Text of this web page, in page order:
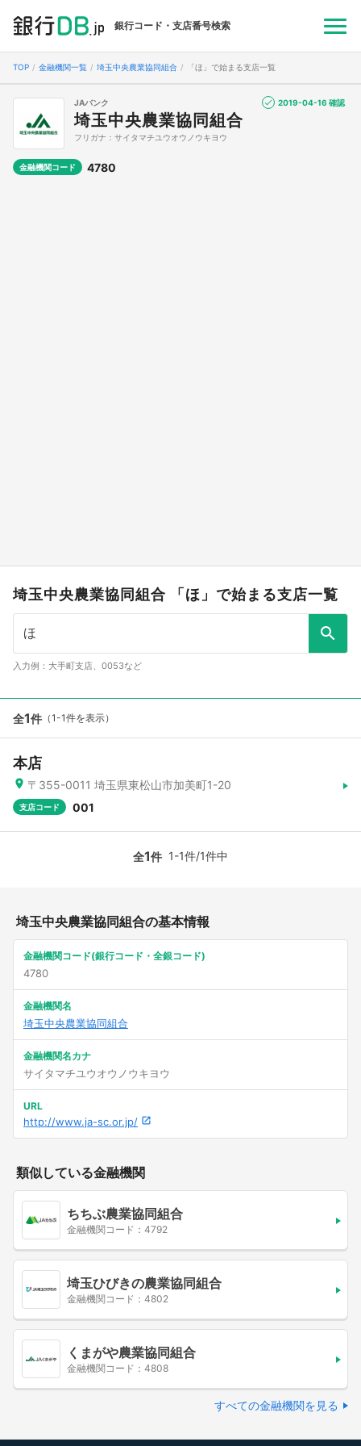
銀行コード・支店番号検索
TOP 金融機関一覧 埼玉中央農業協同組合 「ほ」で始まる支店一覧
JAバンク
埼玉中央農業協同組合
フリガナ：サイタマチユウオウノウキヨウ
金融機関コード 4780
2019-04-16 確認
埼玉中央農業協同組合 「ほ」で始まる支店一覧
入力例：大手町支店、0053など
全1件 （1-1件を表示）
本店
〒355-0011 埼玉県東松山市加美町1-20
支店コード 001
全1件 1-1件/1件中
埼玉中央農業協同組合の基本情報
金融機関コード(銀行コード・全銀コード)
4780
金融機関名
埼玉中央農業協同組合
金融機関名カナ
サイタマチユウオウノウキヨウ
URL
http://www.ja-sc.or.jp/
類似している金融機関
ちちぶ農業協同組合
金融機関コード：4792
埼玉ひびきの農業協同組合
金融機関コード：4802
くまがや農業協同組合
金融機関コード：4808
すべての金融機関を見る